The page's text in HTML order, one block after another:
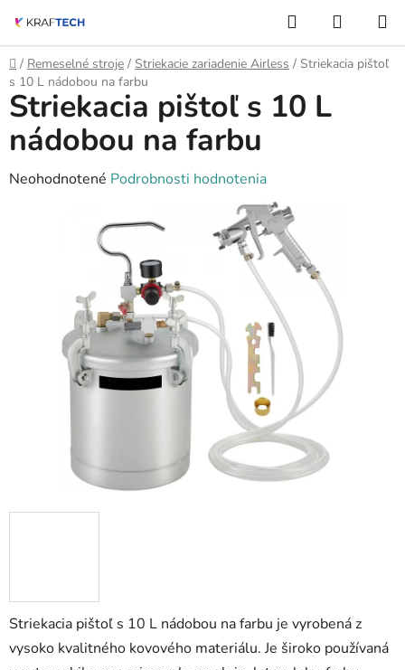
obsah
Hľadať
KOŠÍK
Domov
/ Remeselné stroje / Striekacie zariadenie Airless / Striekacia pištoľ
s 10 L nádobou na farbu
Striekacia pištoľ s 10 L nádobou na farbu je vyrobená z
vysoko kvalitného kovového materiálu. Je široko používaná
Striekacia pištoľ s 10 L
nádobou na farbu
Priemerné
hviezdičiek.
Neohodnotené Podrobnosti hodnotenia